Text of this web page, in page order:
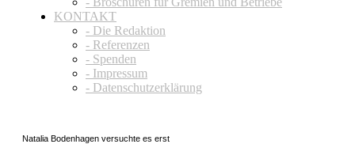
KONTAKT
- Die Redaktion
- Referenzen
- Spenden
- Impressum
- Datenschutzerklärung
Natalia Bodenhagen versuchte es erst